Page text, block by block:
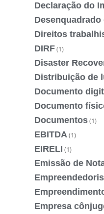
Declaração do
Desenquadrado
Direitos
DIRF(1)
Disaster
Distribuição de
Documento
Documento
Documentos(1)
EBITDA(1)
EIRELI (1)
Emissão de
Empresa